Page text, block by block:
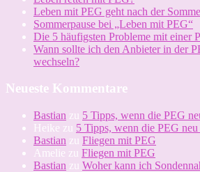
Leben mit PEG geht nach der
Sommerpause bei „Leben mit PEG“
Die 5 häufigsten Probleme mit einer
Wann sollte ich den Anbieter in der
wechseln?
Neueste Kommentare
Bastian zu 5 Tipps, wenn die PEG
Heike zu 5 Tipps, wenn die PEG neu
Bastian zu Fliegen mit PEG
Amelie zu Fliegen mit PEG
Bastian zu Woher kann ich